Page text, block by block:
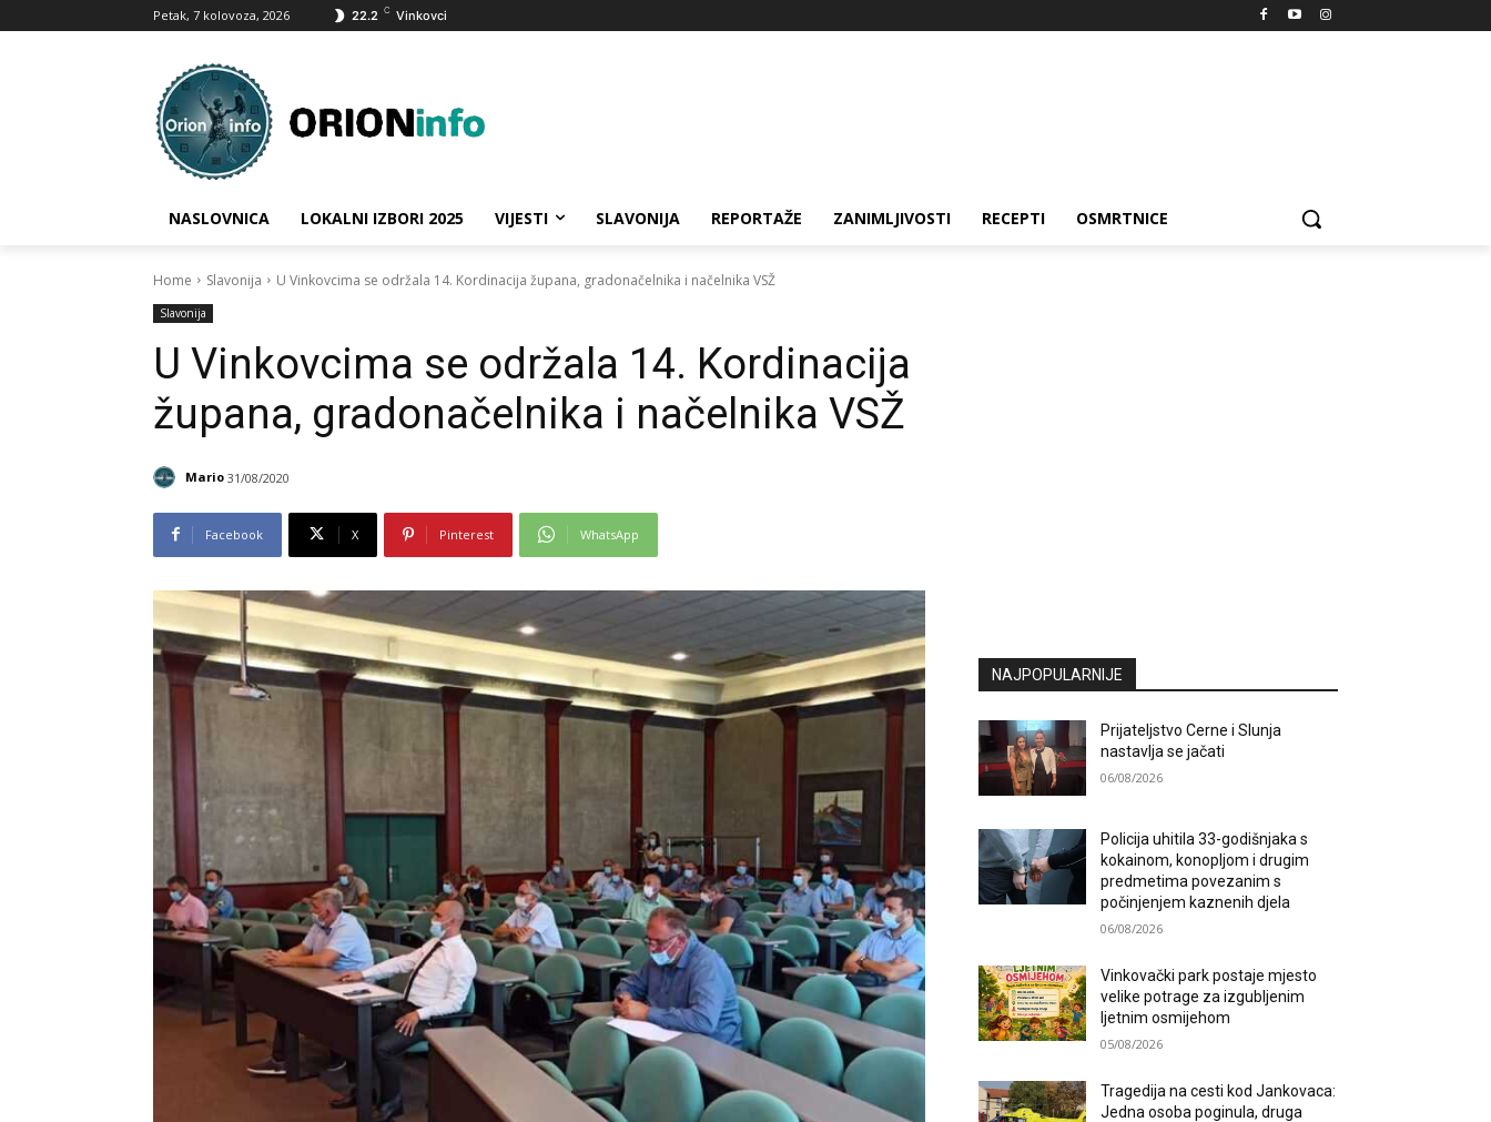
Petak, 7 kolovoza, 2026 22.2 C Vinkovci
NASLOVNICA LOKALNI IZBORI 2025 VIJESTI SLAVONIJA REPORTAŽE ZANIMLJIVOSTI RECEPTI OSMRTNICE
Home Slavonija U Vinkovcima se održala 14. Kordinacija župana, gradonačelnika i načelnika VSŽ
Slavonija
U Vinkovcima se održala 14. Kordinacija
župana, gradonačelnika i načelnika VSŽ
Mario 31/08/2020
Facebook X Pinterest WhatsApp
NAJPOPULARNIJE
Prijateljstvo Cerne i Slunja
nastavlja se jačati
06/08/2026
Policija uhitila 33-godišnjaka s
kokainom, konopljom i drugim
predmetima povezanim s
počinjenjem kaznenih djela
06/08/2026
Vinkovački park postaje mjesto
velike potrage za izgubljenim
ljetnim osmijehom
05/08/2026
Tragedija na cesti kod Jankovaca:
Jedna osoba poginula, druga